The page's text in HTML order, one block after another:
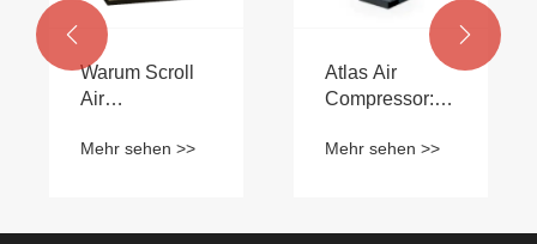
Warum Scroll
Air
wählen?
Mehr sehen >>
Atlas Air
Compressor:
Branchenmaßstab
Mehr sehen >>
 